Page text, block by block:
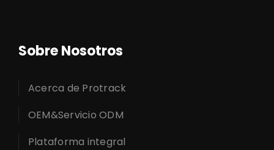
Sobre Nosotros
Acerca de Protrack
OEM&Servicio ODM
Plataforma integral